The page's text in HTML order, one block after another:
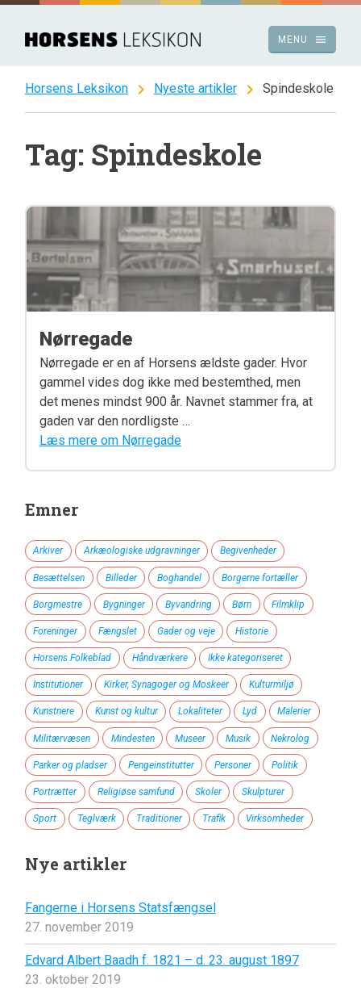
Spring
indhold
menu
MENU
Horsens Leksikon chevron_right Nyeste artikler chevron_right Spindeskole
Tag: Spindeskole
Nørregade
Nørregade er en af Horsens ældste gader. Hvor
gammel vides dog ikke med bestemthed, men
det menes mindst 900 år. Navnet stammer fra, at
gaden var den nordligste …
Læs mere om Nørregade
Emner
Arkiver Arkæologiske udgravninger Begivenheder
Besættelsen Billeder Boghandel Borgerne fortæller
Borgmestre Bygninger Byvandring Børn Filmklip
Foreninger Fængslet Gader og veje Historie
Horsens Folkeblad Håndværkere Ikke kategoriseret
Institutioner Kirker, Synagoger og Moskeer Kulturmiljø
Kunstnere Kunst og kultur Lokaliteter Lyd Malerier
Militærvæsen Mindesten Museer Musik Nekrolog
Parker og pladser Pengeinstitutter Personer Politik
Portrætter Religiøse samfund Skoler Skulpturer
Sport Teglværk Traditioner Trafik Virksomheder
Nye artikler
Fangerne i Horsens Statsfængsel
27. november 2019
Edvard Albert Baadh f. 1821 – d. 23. august 1897
23. oktober 2019